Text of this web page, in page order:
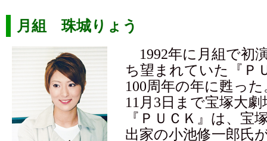
月組 珠城りょう
1992年に月組で初
ち望まれていた『Ｐ
100周年の年に甦っ
11月3日まで宝塚大
『ＰＵＣＫ』は、宝
出家の小池修一郎氏